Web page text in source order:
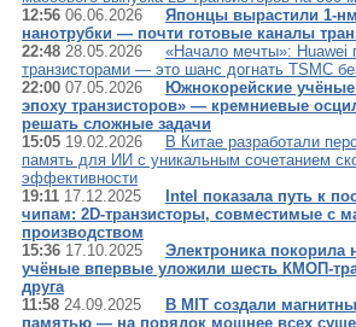
12:56 06.06.2026
Японцы вырастили 1-
нанотрубки — почти готовые каналы
22:48 28.05.2026
«Начало мечты»: Huawei
транзисторами — это шанс догнать TSMC
22:00 07.05.2026
Южнокорейские
эпоху транзисторов» — кремниевые
решать сложные задачи
15:05 19.02.2026
В Китае разработали
память для ИИ с уникальным сочетанием
эффективности
19:11 17.12.2025
Intel показала путь к
чипам: 2D-транзисторы, совместимые с
производством
15:36 17.10.2025
Электроника
учёные впервые уложили шесть КМОП-
друга
11:58 24.09.2025
В MIT создали
памятью — на порядок мощнее всех